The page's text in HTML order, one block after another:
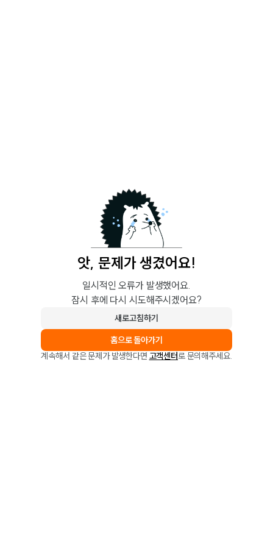
앗, 문제가 생겼어요!
일시적인 오류가 발생했어요.
잠시 후에 다시 시도해주시겠어요?
새로고침하기
홈으로 돌아가기
계속해서 같은 문제가 발생한다면 고객센터로 문의해주세요.